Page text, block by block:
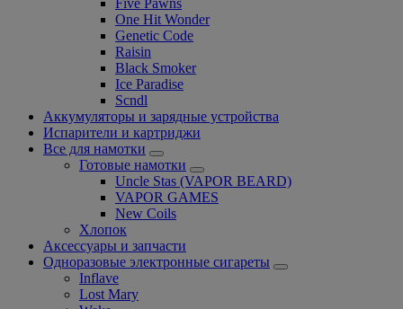
One Hit Wonder
Genetic Code
Raisin
Black Smoker
Ice Paradise
Scndl
Аккумуляторы и зарядные устройства
Испарители и картриджи
Все для намотки
Готовые намотки
Uncle Stas (VAPOR BEARD)
VAPOR GAMES
New Coils
Хлопок
Аксессуары и запчасти
Одноразовые электронные сигареты
Inflave
Lost Mary